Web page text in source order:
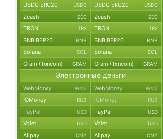
USDC ERC20 USDC USDC ERC20 USDC
Zcash ZEC Zcash ZEC
TRON TRX TRON TRX
BNB BEP20 BNB BNB BEP20 BNB
Solana SOL Solana SOL
Gram (Toncoin) GRAM Gram (Toncoin) GRAM
Электронные деньги
WebMoney WMZ WebMoney WMZ
ЮMoney RUB ЮMoney RUB
PayPal USD PayPal USD
Volet USD Volet USD
Alipay CNY Alipay CNY